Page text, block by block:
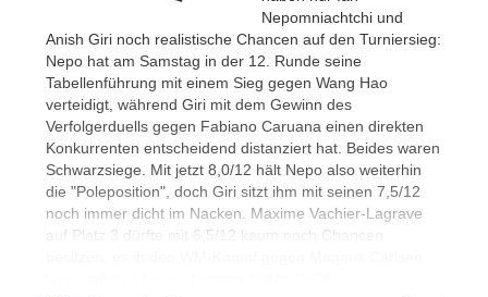
Nepomniachtchi und
Anish Giri noch realistische Chancen auf den Turniersieg:
Nepo hat am Samstag in der 12. Runde seine
Tabellenführung mit einem Sieg gegen Wang Hao
verteidigt, während Giri mit dem Gewinn des
Verfolgerduells gegen Fabiano Caruana einen direkten
Konkurrenten entscheidend distanziert hat. Beides waren
Schwarzsiege. Mit jetzt 8,0/12 hält Nepo also weiterhin
die "Poleposition", doch Giri sitzt ihm mit seinen 7,5/12
noch immer dicht im Nacken. Maxime Vachier-Lagrave
auf Platz 3 dürfte mit 6,5/12 kaum noch Chancen